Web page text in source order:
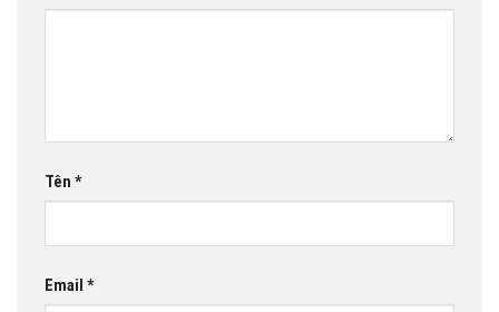
Tên *
Email *